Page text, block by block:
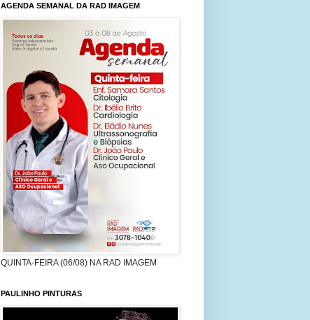
AGENDA SEMANAL DA RAD IMAGEM
QUINTA-FEIRA (06/08) NA RAD IMAGEM
PAULINHO PINTURAS